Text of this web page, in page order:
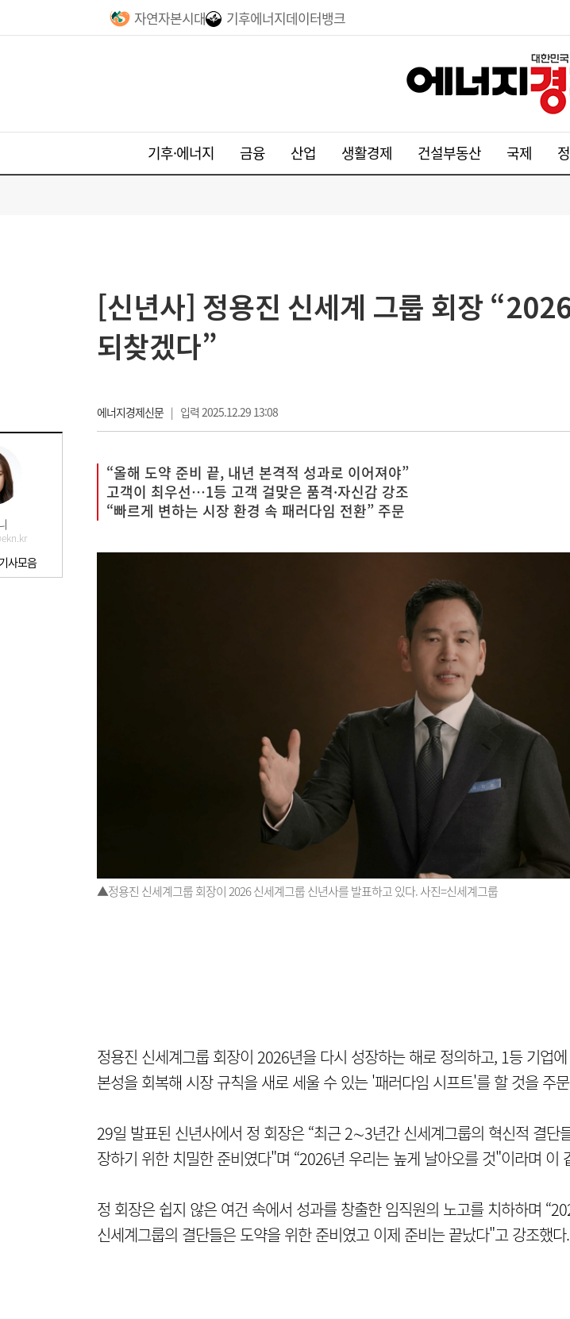
자연자본시대 기후에너지데이터뱅크
기후·에너지 금융 산업 생활경제 건설부동산 국제
사모음
[신년사] 정용진 신세계 그룹 회장
되찾겠다”
에너지경제신문| 입력 2025.12.29 13:08
“올해 도약 준비 끝, 내년 본격적 성과로 이어져야”
고객이 최우선…1등 고객 걸맞은 품격·자신감 강조
“빠르게 변하는 시장 환경 속 패러다임 전환” 주문
▲정용진 신세계그룹 회장이 2026 신세계그룹 신년사를 발표하고 있다. 사진=신세계그룹
정용진 신세계그룹 회장이 2026년을 다시 성장하는 해로 정의하고, 1등 기업
본성을 회복해 시장 규칙을 새로 세울 수 있는 '패러다임 시프트'를 할 것을 주
29일 발표된 신년사에서 정 회장은 “최근 2∼3년간 신세계그룹의 혁신적 결단
장하기 위한 치밀한 준비였다"며 “2026년 우리는 높게 날아오를 것"이라며 이
정 회장은 쉽지 않은 여건 속에서 성과를 창출한 임직원의 노고를 치하하며
신세계그룹의 결단들은 도약을 위한 준비였고 이제 준비는 끝났다"고 강조했다.